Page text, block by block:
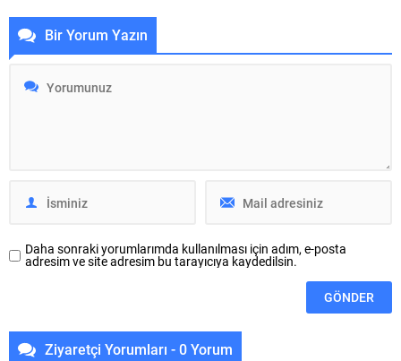
faaliyetleriyle küresel trendleri
yakından takip eden EKOS
Electric, enerji sektöründe yeni
akımların öncüsü oluyor. Yönetim
Kurulu Başkanı Tarık Akbaş, enerji
Bir Yorum Yazın
Daha sonraki yorumlarımda kullanılması için adım, e-posta
adresim ve site adresim bu tarayıcıya kaydedilsin.
Ziyaretçi Yorumları - 0 Yorum